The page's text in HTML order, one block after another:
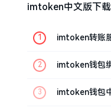
imtoken中文版下载
imtoken转账
imtoken钱包
imtoken钱包